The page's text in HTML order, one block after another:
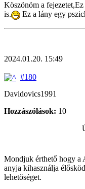
Köszönöm a
is.
Ez a lány egy
2024.01.20. 15:49
#180
Davidovics1991
Hozzászólások: 10
Mondjuk érthető hogy a
anyja kihasználja
lehetőséget.